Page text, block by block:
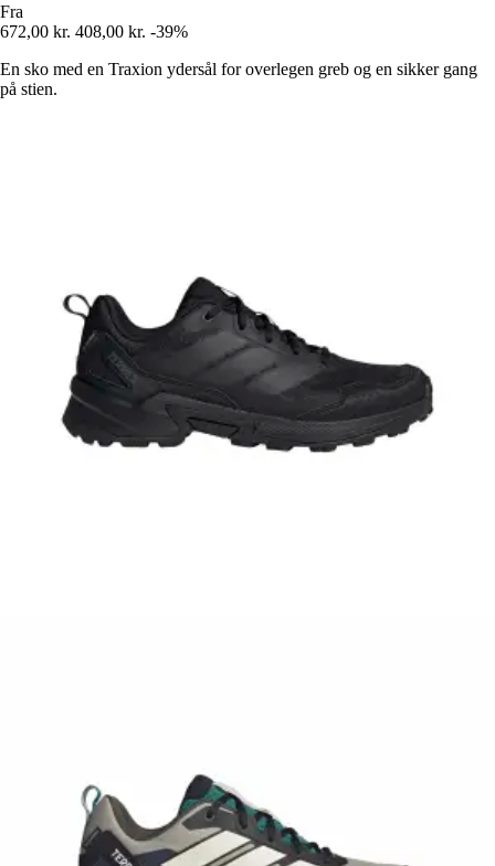
Fra
672,00 kr. 408,00 kr. -39%
En sko med en Traxion ydersål for overlegen greb og en sikker gang
på stien.